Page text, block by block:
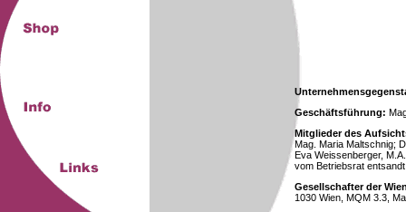
Geschäftsführung:
Mitglieder des
Mag. Maria Maltschnig;
Eva Weissenberger,
vom Betriebsrat
Gesellschafter der
1030 Wien, MQM 3.3,